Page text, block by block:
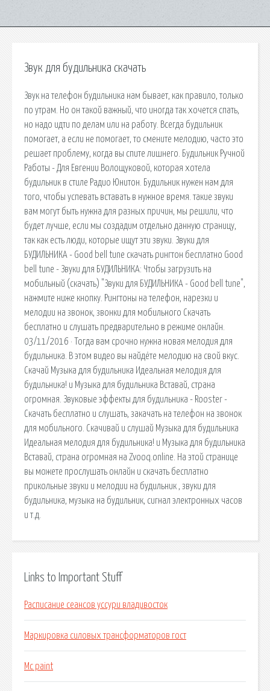
Звук для будильника скачать
Звук на телефон будильника нам бывает, как правило, только
по утрам. Но он такой важный, что иногда так хочется спать,
но надо идти по делам или на работу. Всегда будильник
помогает, а если не помогает, то смените мелодию, часто это
решает проблему, когда вы спите лишнего. Будильник Ручной
Работы - Для Евгении Волощуковой, которая хотела
будильник в стиле Радио Юнитон. Будильник нужен нам для
того, чтобы успевать вставать в нужное время. такие звуки
вам могут быть нужна для разных причин, мы решили, что
будет лучше, если мы создадим отдельно данную страницу,
так как есть люди, которые ищут эти звуки. Звуки для
БУДИЛЬНИКА - Good bell tune скачать рингтон бесплатно Good
bell tune - Звуки для БУДИЛЬНИКА: Чтобы загрузить на
мобильный (скачать) "Звуки для БУДИЛЬНИКА - Good bell tune",
нажмите ниже кнопку. Рингтоны на телефон, нарезки и
мелодии на звонок, звонки для мобильного Скачать
бесплатно и слушать предварительно в режиме онлайн.
03/11/2016 · Тогда вам срочно нужна новая мелодия для
будильника. В этом видео вы найдёте мелодию на свой вкус.
Скачай Музыка для будильника Идеальная мелодия для
будильника! и Музыка для будильника Вставай, страна
огромная. Звуковые эффекты для будильника - Rooster -
Скачать бесплатно и слушать, закачать на телефон на звонок
для мобильного. Скачивай и слушай Музыка для будильника
Идеальная мелодия для будильника! и Музыка для будильника
Вставай, страна огромная на Zvooq.online. На этой странице
вы можете прослушать онлайн и скачать бесплатно
прикольные звуки и мелодии на будильник , звуки для
будильника, музыка на будильник, сигнал электронных часов
и т.д.
Links to Important Stuff
Расписание сеансов уссури владивосток
Маркировка силовых трансформаторов гост
Mc paint